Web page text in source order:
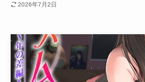
2026年7月2日